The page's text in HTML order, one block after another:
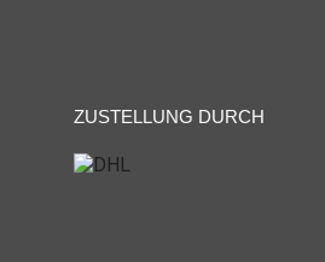
ZUSTELLUNG DURCH